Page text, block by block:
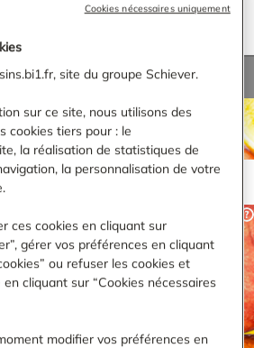
UN MAGASIN BI1
RECHERCHER
site du groupe Schiever.
sur ce site, nous utilisons des
cookies tiers pour : le
la réalisation de statistiques de
la personnalisation de votre
ces cookies en cliquant sur
gérer vos préférences en cliquant
ou refuser les cookies et
cliquant sur “Cookies nécessaires
modifier vos préférences en
Cookies nécessaires uniquement